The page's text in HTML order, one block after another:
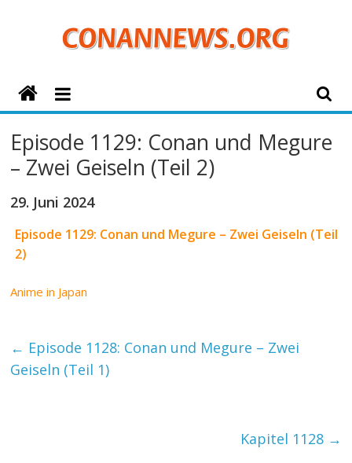
ConanNews.org
Conan
News
Episode 1129: Conan und Megure
– Zwei Geiseln (Teil 2)
29. Juni 2024
Episode 1129: Conan und Megure – Zwei Geiseln (Teil
2)
Anime in Japan
← Episode 1128: Conan und Megure – Zwei
Geiseln (Teil 1)
Kapitel 1128 →